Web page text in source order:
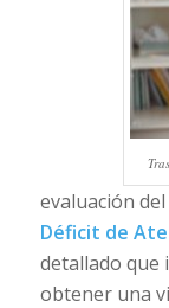
evaluación del
Déficit de
detallado que
obtener una